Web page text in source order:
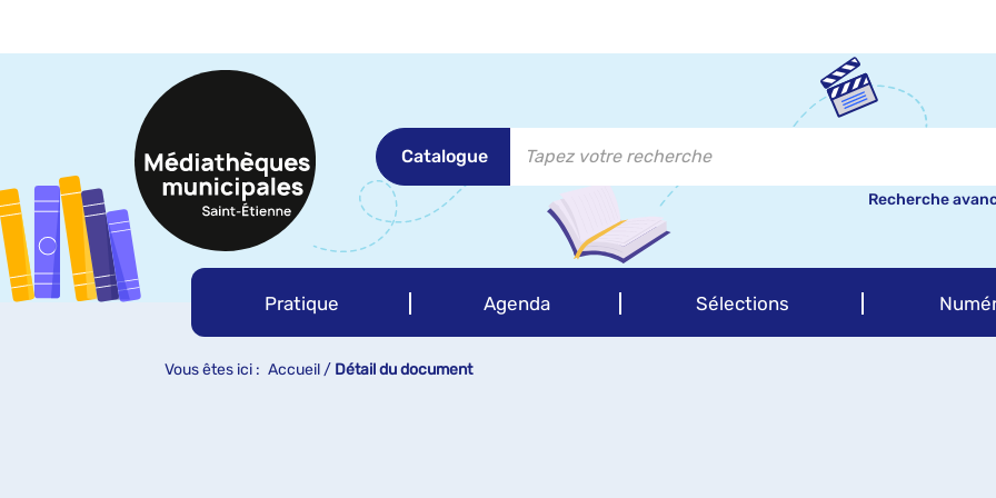
Catalogue
Recherche
Vous êtes ici : Accueil / Détail du document
Pratique Agenda Sélections